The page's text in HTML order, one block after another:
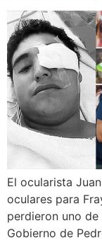
El ocularista
oculares para
perdieron uno
Gobierno de